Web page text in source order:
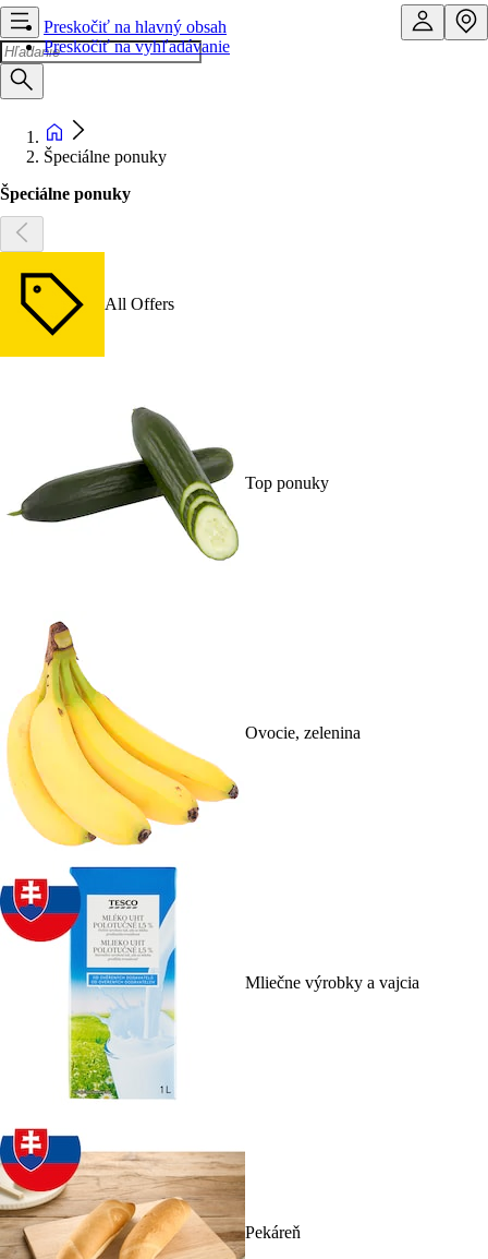
Preskočiť na hlavný obsah
Preskočiť na vyhľadávanie
Špeciálne ponuky
Špeciálne ponuky
All Offers
Top ponuky
Ovocie, zelenina
Mliečne výrobky a vajcia
Pekáreň